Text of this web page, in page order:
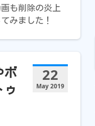
も削除の炎上
みました！
22
May 2019
ボ